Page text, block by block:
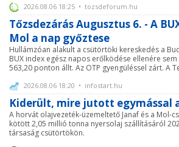
2026.08.06 18:25 • tozsdeforum.hu
Tőzsdezárás Augusztus 6. - A
Mol a nap győztese
Hullámzóan alakult a csütörtöki kereskedés a
BUX index egész napos erőlködése ellenére
563,20 ponton állt. Az OTP gyengüléssel zárt. A
2026.08.06 18:20 • infostart.hu
Kiderült, mire jutott egymással
A horvát olajvezeték-üzemeltető Janaf és a Mol-
kötött 2,05 millió tonna nyersolaj szállításáról
társaság csütörtökön.